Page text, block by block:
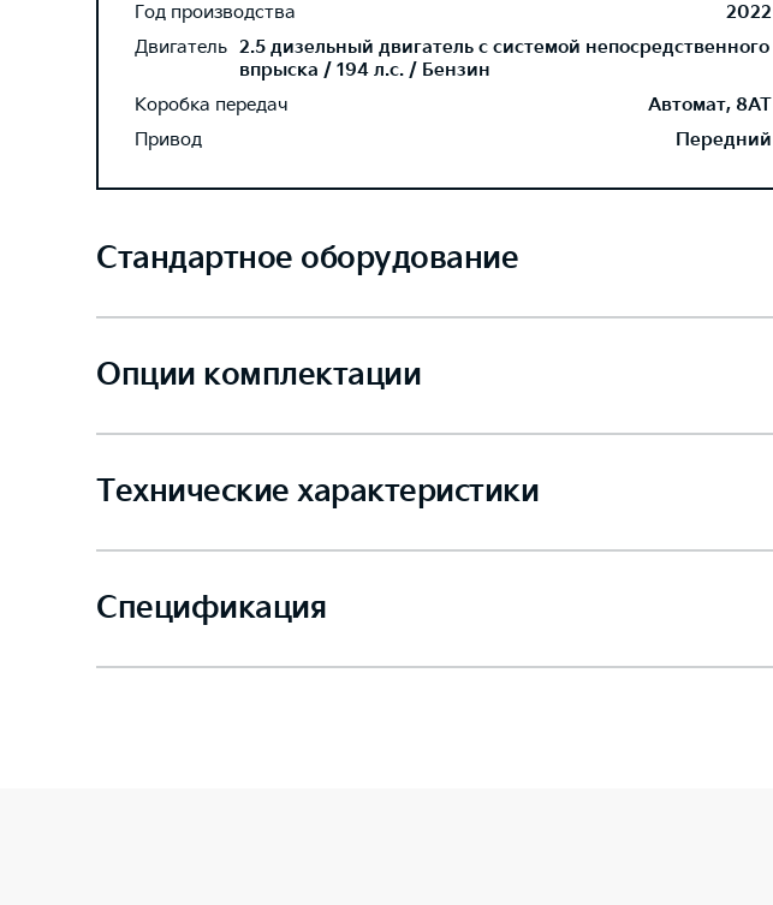
Год производства
2022
Двигатель 2.5 дизельный двигатель с системой непосредственного
впрыска / 194 л.с. / Бензин
Коробка передач
Автомат, 8AT
Привод
Передний
Стандартное оборудование
Опции комплектации
Технические характеристики
Спецификация